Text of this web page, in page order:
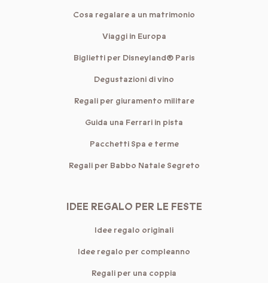
Cosa regalare a un matrimonio
Viaggi in Europa
Biglietti per Disneyland® Paris
Degustazioni di vino
Regali per giuramento militare
Guida una Ferrari in pista
Pacchetti Spa e terme
Regali per Babbo Natale Segreto
IDEE REGALO PER LE FESTE
Idee regalo originali
Idee regalo per compleanno
Regali per una coppia